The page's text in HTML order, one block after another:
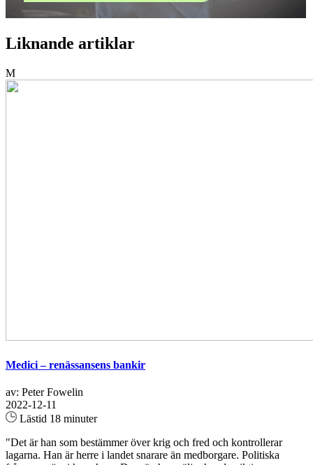
Liknande artiklar
M
Medici – renässansens bankir
av: Peter Fowelin
2022-12-11
Lästid 18 minuter
"Det är han som bestämmer över krig och fred och kontrollerar
lagarna. Han är herre i landet snarare än medborgare. Politiska